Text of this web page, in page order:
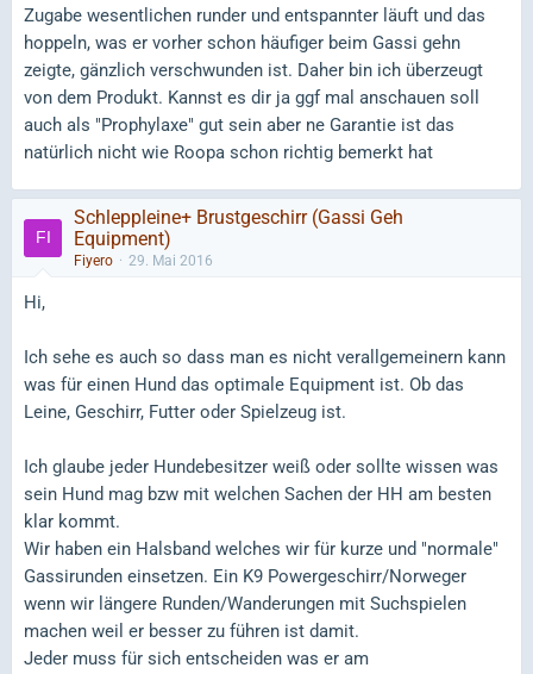
Zugabe wesentlichen runder und entspannter läuft und das
hoppeln, was er vorher schon häufiger beim Gassi gehn
zeigte, gänzlich verschwunden ist. Daher bin ich überzeugt
von dem Produkt. Kannst es dir ja ggf mal anschauen soll
auch als "Prophylaxe" gut sein aber ne Garantie ist das
natürlich nicht wie Roopa schon richtig bemerkt hat
Schleppleine+ Brustgeschirr (Gassi Geh
Equipment)
Fiyero 29. Mai 2016
Hi,
Ich sehe es auch so dass man es nicht verallgemeinern kann
was für einen Hund das optimale Equipment ist. Ob das
Leine, Geschirr, Futter oder Spielzeug ist.
Ich glaube jeder Hundebesitzer weiß oder sollte wissen was
sein Hund mag bzw mit welchen Sachen der HH am besten
klar kommt.
Wir haben ein Halsband welches wir für kurze und "normale"
Gassirunden einsetzen. Ein K9 Powergeschirr/Norweger
wenn wir längere Runden/Wanderungen mit Suchspielen
machen weil er besser zu führen ist damit.
Jeder muss für sich entscheiden was er am